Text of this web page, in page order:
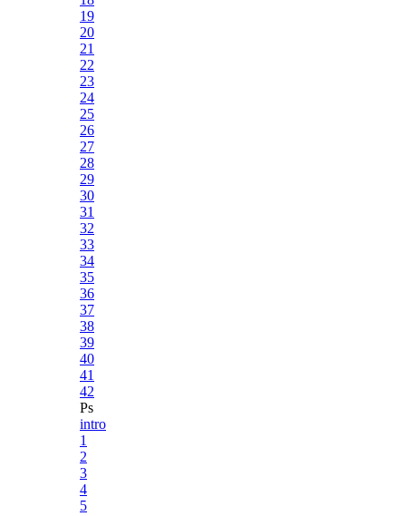
19
20
21
22
23
24
25
26
27
28
29
30
31
32
33
34
35
36
37
38
39
40
41
42
Ps
intro
1
2
3
4
5